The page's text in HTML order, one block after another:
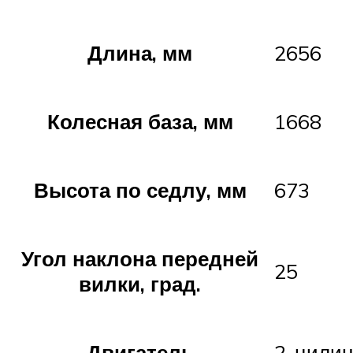
Длина, мм 2656
Колесная база, мм 1668
Высота по седлу, мм 673
Угол наклона передней
вилки, град.
25